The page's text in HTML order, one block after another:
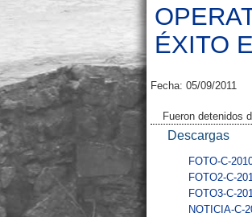
ÉXITO
Fecha: 05/09/2011
Fueron detenidos
Descargas
FOTO-C-
FOTO2-C-
FOTO3-C-
NOTICIA-C-